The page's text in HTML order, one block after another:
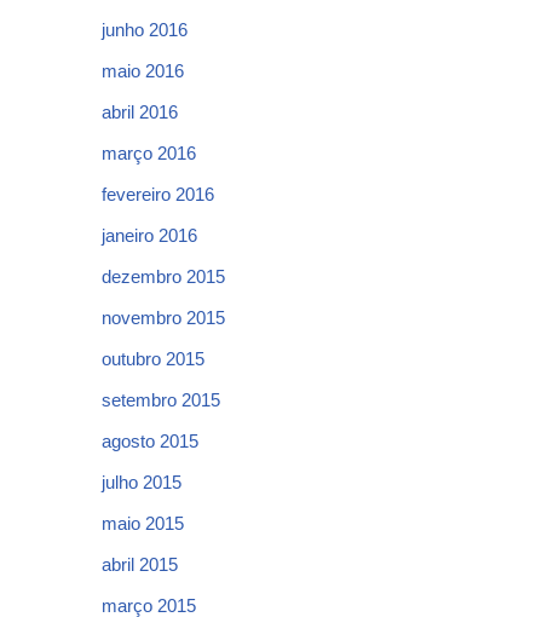
junho 2016
maio 2016
abril 2016
março 2016
fevereiro 2016
janeiro 2016
dezembro 2015
novembro 2015
outubro 2015
setembro 2015
agosto 2015
julho 2015
maio 2015
abril 2015
março 2015